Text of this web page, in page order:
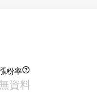
粉率
資料